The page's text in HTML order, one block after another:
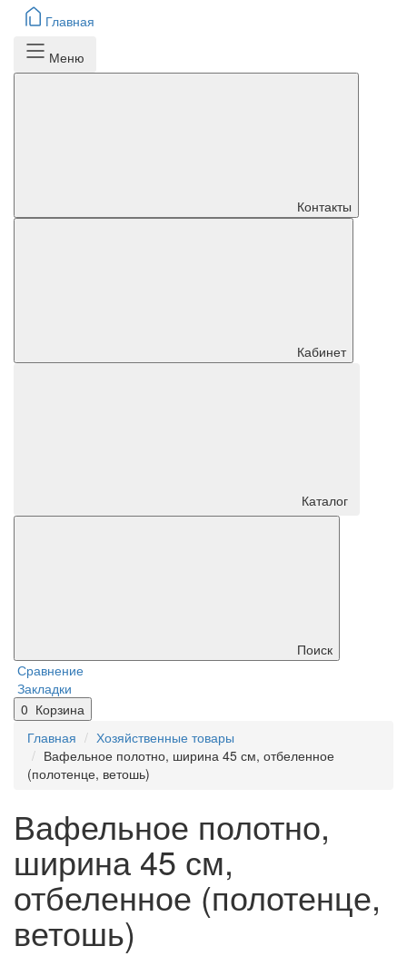
Главная
Меню
Контакты
Кабинет
Каталог
Поиск
Сравнение
Закладки
0 Корзина
Главная
Хозяйственные товары
Вафельное полотно, ширина 45 см, отбеленное
(полотенце, ветошь)
Вафельное полотно,
ширина 45 см,
отбеленное (полотенце,
ветошь)